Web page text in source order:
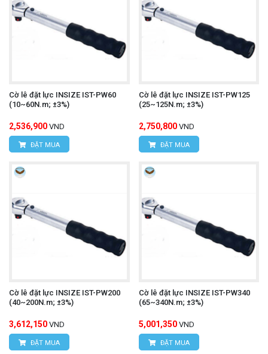
Cờ lê đặt lực INSIZE IST-PW60
(10~60N.m; ±3%)
2,536,900 VND
ĐẶT MUA
Cờ lê đặt lực INSIZE IST-PW125
(25~125N.m; ±3%)
2,750,800 VND
ĐẶT MUA
Cờ lê đặt lực INSIZE IST-PW200
(40~200N.m; ±3%)
3,612,150 VND
ĐẶT MUA
Cờ lê đặt lực INSIZE IST-PW340
(65~340N.m; ±3%)
5,001,350 VND
ĐẶT MUA